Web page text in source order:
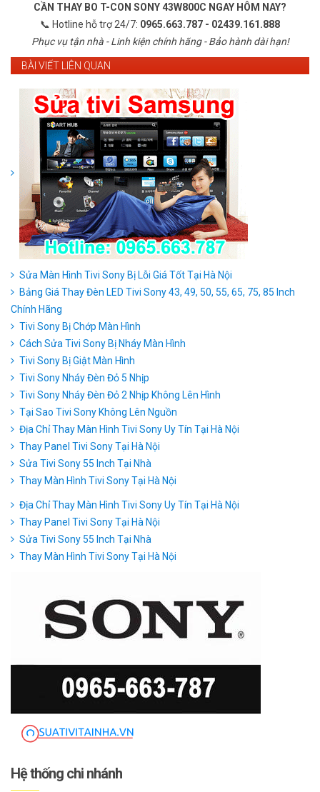
CẦN THAY BO T-CON SONY 43W800C NGAY HÔM NAY?
📞 Hotline hỗ trợ 24/7: 0965.663.787 - 02439.161.888
Phục vụ tận nhà - Linh kiện chính hãng - Bảo hành dài hạn!
BÀI VIẾT LIÊN QUAN
Sửa Màn Hình Tivi Sony Bị Lỗi Giá Tốt Tại Hà Nội
Bảng Giá Thay Đèn LED Tivi Sony 43, 49, 50, 55, 65, 75, 85 Inch
Chính Hãng
Tivi Sony Bị Chớp Màn Hình
Cách Sửa Tivi Sony Bị Nháy Màn Hình
Tivi Sony Bị Giật Màn Hình
Tivi Sony Nháy Đèn Đỏ 5 Nhịp
Tivi Sony Nháy Đèn Đỏ 2 Nhịp Không Lên Hình
Tại Sao Tivi Sony Không Lên Nguồn
Địa Chỉ Thay Màn Hình Tivi Sony Uy Tín Tại Hà Nội
Thay Panel Tivi Sony Tại Hà Nội
Sửa Tivi Sony 55 Inch Tại Nhà
Thay Màn Hình Tivi Sony Tại Hà Nội
Địa Chỉ Thay Màn Hình Tivi Sony Uy Tín Tại Hà Nội
Thay Panel Tivi Sony Tại Hà Nội
Sửa Tivi Sony 55 Inch Tại Nhà
Thay Màn Hình Tivi Sony Tại Hà Nội
Hệ thống chi nhánh